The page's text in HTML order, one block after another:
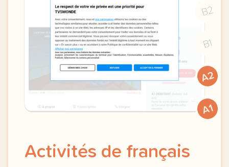
B2
B1
A2
A1
Activités de français